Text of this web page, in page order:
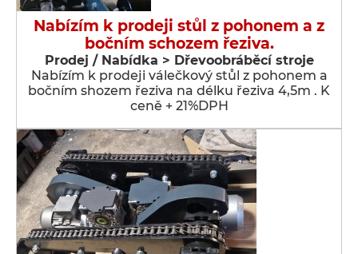
Nabízím k prodeji stůl z pohonem a z
bočním schozem řeziva.
Prodej / Nabídka > Dřevoobráběcí stroje
Nabízím k prodeji válečkový stůl z pohonem a
bočním shozem řeziva na délku řeziva 4,5m . K
ceně + 21%DPH